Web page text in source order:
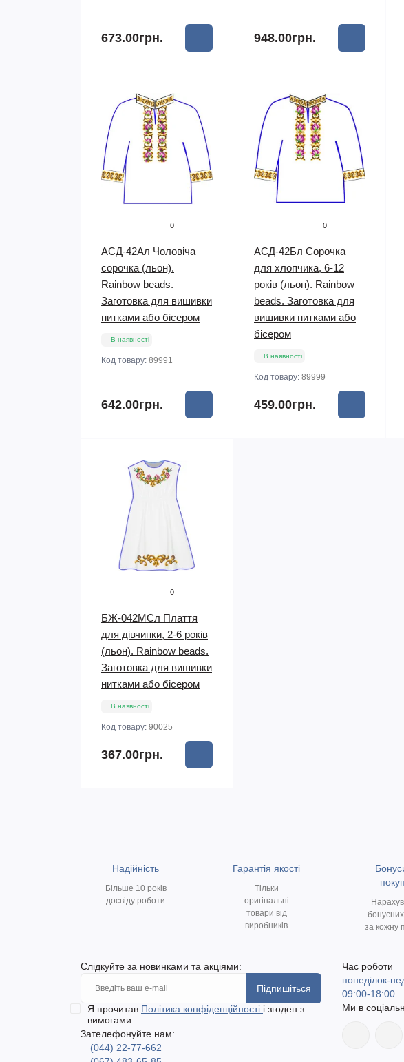
673.00грн. 948.00грн.
0
АСД-42Ал Чоловіча
сорочка (льон).
Rainbow beads.
Заготовка для вишивки
нитками або бісером
В наявності
Код товару: 89991
642.00грн.
0
АСД-42Бл Сорочка
для хлопчика, 6-12
років (льон). Rainbow
beads. Заготовка для
вишивки нитками або
бісером
В наявності
Код товару: 89999
459.00грн.
0
БЖ-042МСл Плаття
для дівчинки, 2-6 років
(льон). Rainbow beads.
Заготовка для вишивки
нитками або бісером
В наявності
Код товару: 90025
367.00грн.
Надійність
Більше 10 років
досвіду роботи
Гарантія якості
Тільки
оригінальні
товари від
виробників
за кожну
Слідкуйте за новинками та акціями:
Підпишіться
Я прочитав Політика конфіденційності і згоден з
вимогами
Зателефонуйте нам:
(044) 22-77-662
Час роботи
понеділок-
09:00-18:00
Ми в